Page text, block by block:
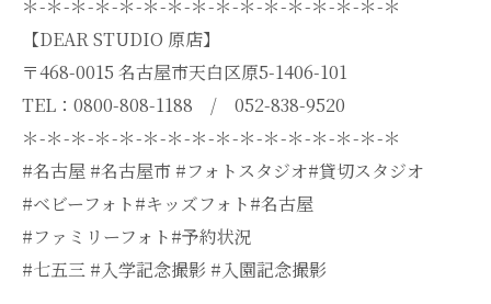
＊-＊-＊-＊-＊-＊-＊-＊-＊-＊-＊-＊-＊-＊-＊-＊
【DEAR STUDIO 原店】
〒468-0015 名古屋市天白区原5-1406-101
TEL：0800-808-1188 / 052-838-9520
＊-＊-＊-＊-＊-＊-＊-＊-＊-＊-＊-＊-＊-＊-＊-＊
#名古屋 #名古屋市 #フォトスタジオ#貸切スタジオ
#ベビーフォト#キッズフォト#名古屋
#ファミリーフォト#予約状況
#七五三 #入学記念撮影 #入園記念撮影